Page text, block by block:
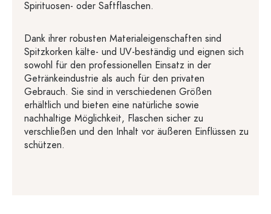
Spirituosen- oder Saftflaschen.
Dank ihrer robusten Materialeigenschaften sind
Spitzkorken kälte- und UV-beständig und eignen sich
sowohl für den professionellen Einsatz in der
Getränkeindustrie als auch für den privaten
Gebrauch. Sie sind in verschiedenen Größen
erhältlich und bieten eine natürliche sowie
nachhaltige Möglichkeit, Flaschen sicher zu
verschließen und den Inhalt vor äußeren Einflüssen zu
schützen.